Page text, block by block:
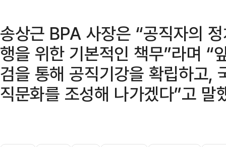
송상근 BPA 사장은 “공직자의
행을 위한 기본적인 책무”라며 “
검을 통해 공직기강을 확립하고,
직문화를 조성해 나가겠다”고 말